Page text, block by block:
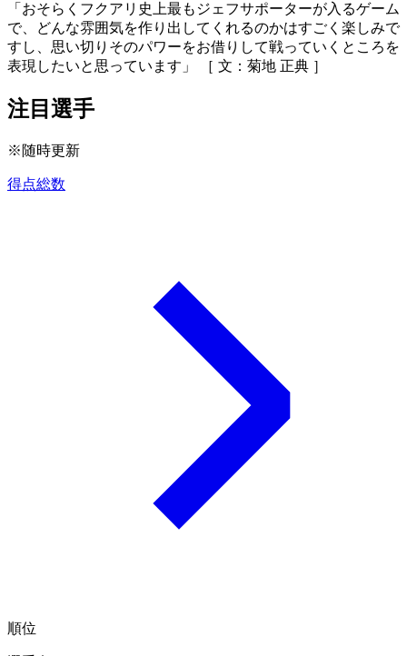
「おそらくフクアリ史上最もジェフサポーターが入るゲーム
で、どんな雰囲気を作り出してくれるのかはすごく楽しみで
すし、思い切りそのパワーをお借りして戦っていくところを
表現したいと思っています」 ［ 文：菊地 正典 ］
注目選手
※随時更新
得点総数
順位